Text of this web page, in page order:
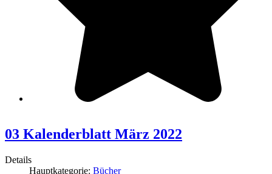
03 Kalenderblatt März 2022
Details
Hauptkategorie: Bücher